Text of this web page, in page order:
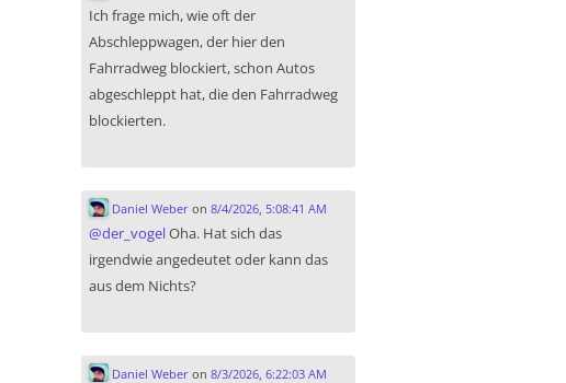
Ich frage mich, wie oft der
Abschleppwagen, der hier den
Fahrradweg blockiert, schon Autos
abgeschleppt hat, die den Fahrradweg
blockierten.
Daniel Weberon 8/4/2026, 5:08:41 AM
@der_vogelOha. Hat sich das
irgendwie angedeutet oder kann das
aus dem Nichts?
Daniel Weberon 8/3/2026, 6:22:03 AM